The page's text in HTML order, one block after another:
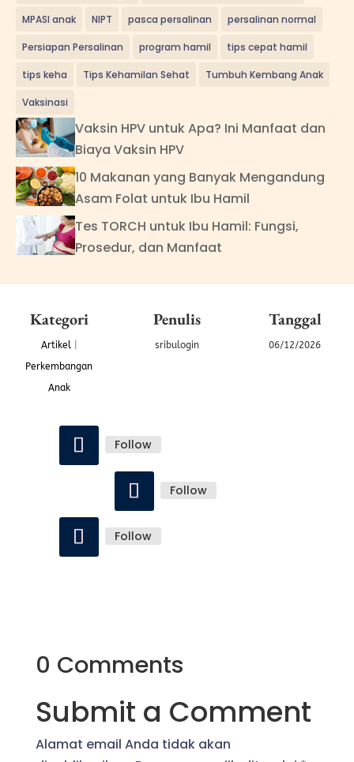
MPASI anak NIPT pasca persalinan persalinan normal
Persiapan Persalinan program hamil tips cepat hamil
tips keha Tips Kehamilan Sehat Tumbuh Kembang Anak
Vaksinasi
Vaksin HPV untuk Apa? Ini Manfaat dan
Biaya Vaksin HPV
10 Makanan yang Banyak Mengandung
Asam Folat untuk Ibu Hamil
Tes TORCH untuk Ibu Hamil: Fungsi,
Prosedur, dan Manfaat
Kategori
Artikel|
Perkembangan
Anak
Penulis
sribulogin
Tanggal
06/12/2026
Follow
Follow
Follow
0 Comments
Submit a Comment
Alamat email Anda tidak akan